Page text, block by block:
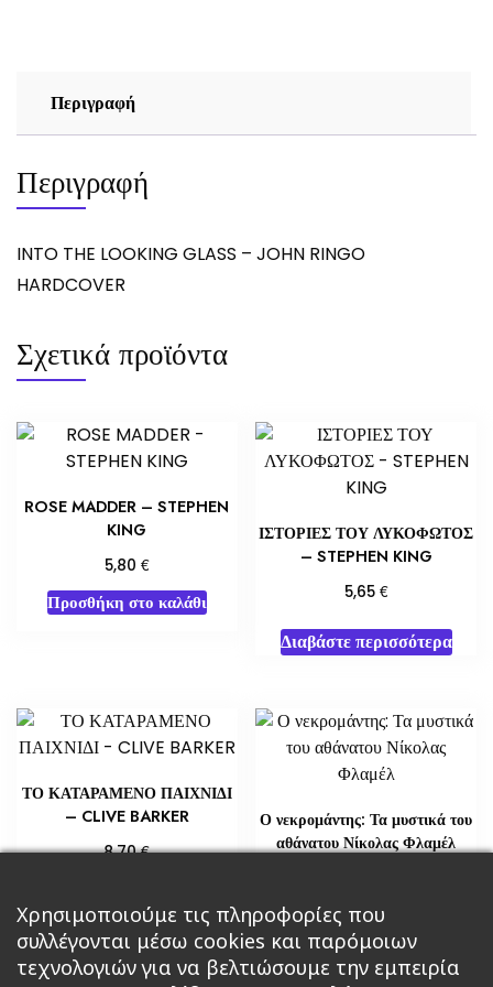
Περιγραφή
Περιγραφή
INTO THE LOOKING GLASS – JOHN RINGO
HARDCOVER
Σχετικά προϊόντα
ROSE MADDER – STEPHEN
KING
5,80 €
Προσθήκη στο καλάθι
ΙΣΤΟΡΙΕΣ ΤΟΥ ΛΥΚΟΦΩΤΟΣ
– STEPHEN KING
5,65 €
Διαβάστε περισσότερα
ΤΟ ΚΑΤΑΡΑΜΕΝΟ ΠΑΙΧΝΙΔΙ
– CLIVE BARKER
8,70€
Ο νεκρομάντης: Τα μυστικά του
αθάνατου Νίκολας Φλαμέλ
Διαβάστε περισσότερα
Χρησιμοποιούμε τις πληροφορίες που
συλλέγονται μέσω cookies και παρόμοιων
τεχνολογιών για να βελτιώσουμε την εμπειρία